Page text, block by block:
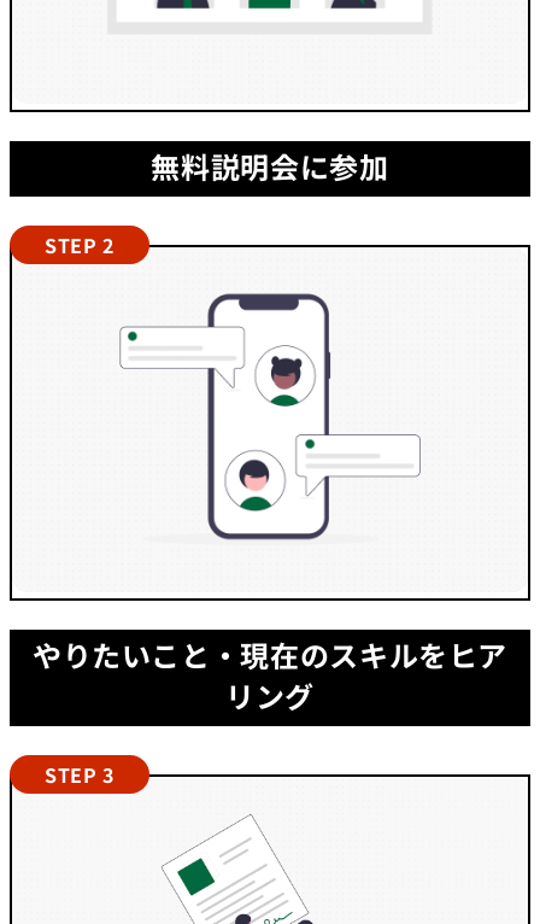
無料説明会に参加
STEP 2
やりたいこと・現在のスキルをヒア
リング
STEP 3